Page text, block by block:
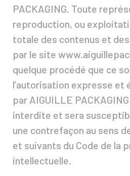
PACKAGING. Toute
reproduction, ou
totale des contenus et
par le site
quelque procédé que ce
l’autorisation expresse et
par AIGUILLE
interdite et sera
une contrefaçon au sens
et suivants du Code de la
intellectuelle.